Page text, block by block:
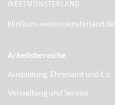
klinikum-westmuensterland.de
Arbeitsbereiche
Ausbildung, Ehrenamt und Co
Verwaltung und Service